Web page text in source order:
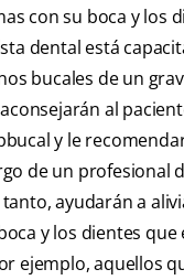
con su boca y los
dental está
bucales de un
al
y le
de un profesional
ayudarán a
y los dientes que
ejemplo, aquellos